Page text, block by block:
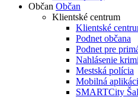
Občan Občan
Klientské centrum
Klientské
Podnet občana
Podnet pre
Nahlásenie
Mestská polícia
Mobilná
SMARTCity